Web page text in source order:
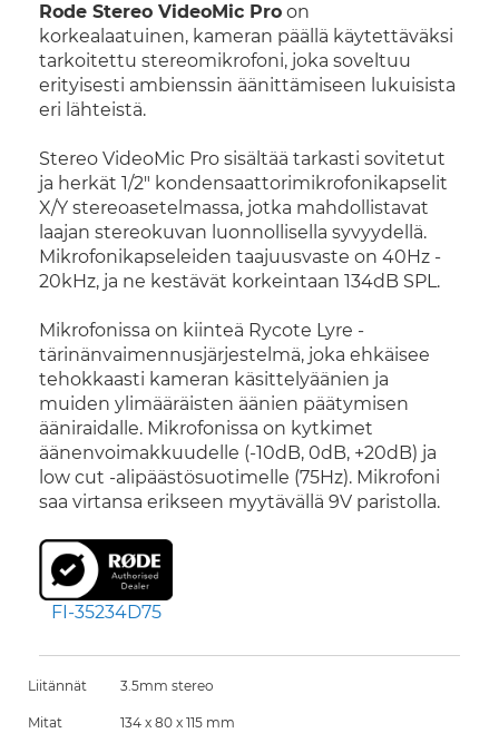
Rode Stereo VideoMic Pro on
korkealaatuinen, kameran päällä käytettäväksi
tarkoitettu stereomikrofoni, joka soveltuu
erityisesti ambienssin äänittämiseen lukuisista
eri lähteistä.
Stereo VideoMic Pro sisältää tarkasti sovitetut
ja herkät 1/2" kondensaattorimikrofonikapselit
X/Y stereoasetelmassa, jotka mahdollistavat
laajan stereokuvan luonnollisella syvyydellä.
Mikrofonikapseleiden taajuusvaste on 40Hz -
20kHz, ja ne kestävät korkeintaan 134dB SPL.
Mikrofonissa on kiinteä Rycote Lyre -
tärinänvaimennusjärjestelmä, joka ehkäisee
tehokkaasti kameran käsittelyäänien ja
muiden ylimääräisten äänien päätymisen
ääniraidalle. Mikrofonissa on kytkimet
äänenvoimakkuudelle (-10dB, 0dB, +20dB) ja
low cut -alipäästösuotimelle (75Hz). Mikrofoni
saa virtansa erikseen myytävällä 9V paristolla.
FI-35234D75
Liitännät 3.5mm stereo
Mitat 134 x 80 x 115 mm